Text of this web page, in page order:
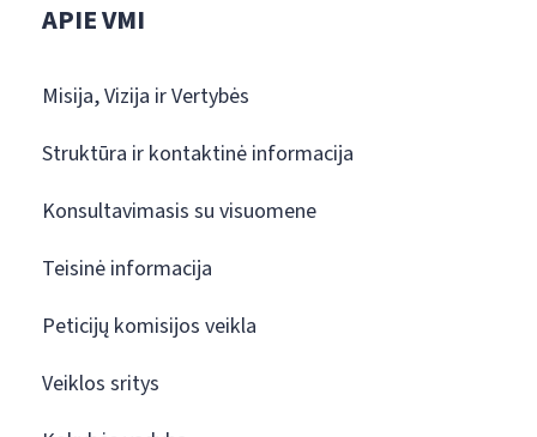
APIE VMI
Misija, Vizija ir Vertybės
Struktūra ir kontaktinė informacija
Konsultavimasis su visuomene
Teisinė informacija
Peticijų komisijos veikla
Veiklos sritys